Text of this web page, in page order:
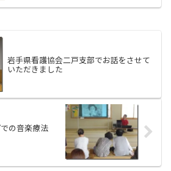
ましたが、運転のなすちゃんはマイペン
岩手県看護協会二戸支部でお話をさせて
いただきました
の音楽療法